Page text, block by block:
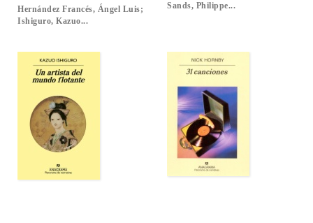
Hernández Francés, Ángel Luis;
Ishiguro, Kazuo...
Sands, Philippe...